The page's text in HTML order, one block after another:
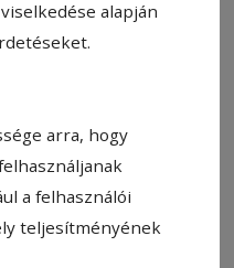
alapján
arra, hogy
a felhasználói
teljesítményének
Népe elől